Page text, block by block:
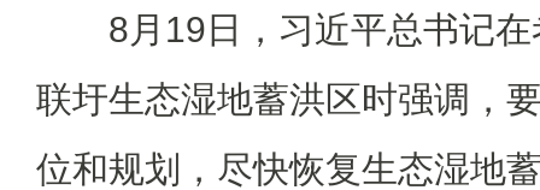
8月19日，习近平总书记
联圩生态湿地蓄洪区时强调，
位和规划，尽快恢复生态湿地